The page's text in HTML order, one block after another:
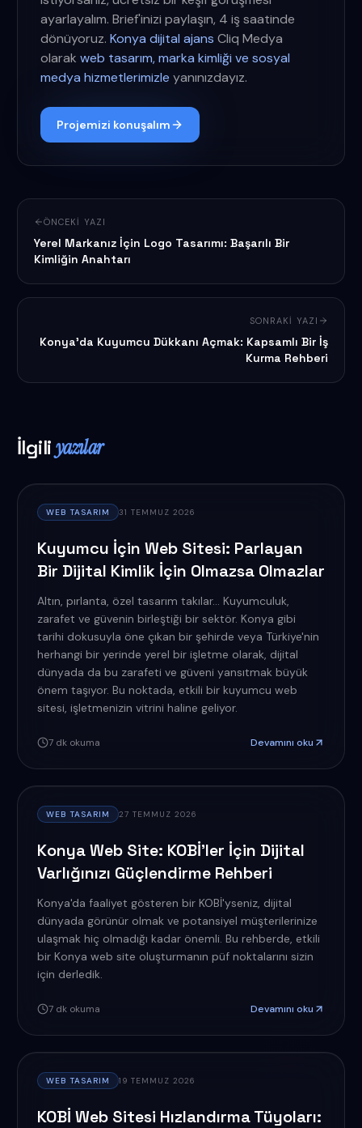
ayarlayalım. Brief'inizi paylaşın, 4 iş saatinde
dönüyoruz. Konya dijital ajans Cliq Medya
olarak web tasarım, marka kimliği ve sosyal
medya hizmetlerimizle yanınızdayız.
Projemizi konuşalım
ÖNCEKI YAZI
Yerel Markanız İçin Logo Tasarımı: Başarılı Bir
Kimliğin Anahtarı
SONRAKI YAZI
Konya'da Kuyumcu Dükkanı Açmak: Kapsamlı Bir İş
Kurma Rehberi
İlgiliyazılar
WEB TASARIM 31 TEMMUZ 2026
Kuyumcu İçin Web Sitesi: Parlayan
Bir Dijital Kimlik İçin Olmazsa Olmazlar
Altın, pırlanta, özel tasarım takılar... Kuyumculuk,
zarafet ve güvenin birleştiği bir sektör. Konya gibi
tarihi dokusuyla öne çıkan bir şehirde veya Türkiye'nin
herhangi bir yerinde yerel bir işletme olarak, dijital
dünyada da bu zarafeti ve güveni yansıtmak büyük
önem taşıyor. Bu noktada, etkili bir kuyumcu web
sitesi, işletmenizin vitrini haline geliyor.
7dk okuma Devamını oku
WEB TASARIM 27 TEMMUZ 2026
Konya Web Site: KOBİ'ler İçin Dijital
Varlığınızı Güçlendirme Rehberi
Konya'da faaliyet gösteren bir KOBİ'yseniz, dijital
dünyada görünür olmak ve potansiyel müşterilerinize
ulaşmak hiç olmadığı kadar önemli. Bu rehberde, etkili
bir Konya web site oluşturmanın püf noktalarını sizin
için derledik.
7dk okuma Devamını oku
WEB TASARIM 19 TEMMUZ 2026
KOBİ Web Sitesi Hızlandırma Tüyoları: